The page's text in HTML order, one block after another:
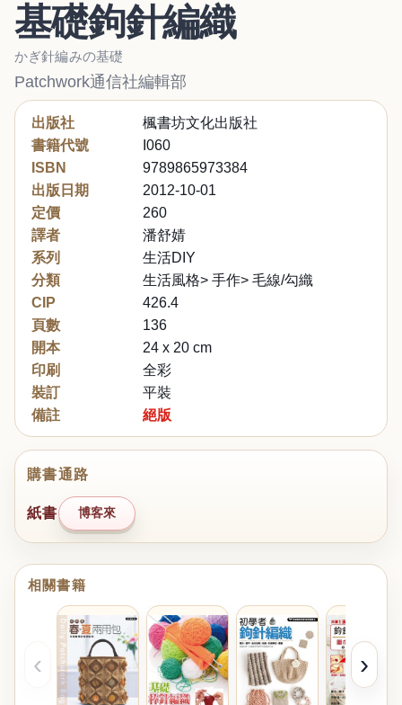
基礎鉤針編織
かぎ針編みの基礎
Patchwork通信社編輯部
出版社
楓書坊文化出版社
書籍代號
I060
ISBN
9789865973384
出版日期
2012-10-01
定價
260
譯者
潘舒婧
系列
生活DIY
分類
生活風格> 手作> 毛線/勾織
CIP
426.4
頁數
136
開本
24 x 20 cm
印刷
全彩
裝訂
平裝
備註
絕版
購書通路
紙書 博客來
相關書籍
‹ ›